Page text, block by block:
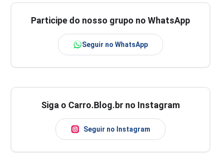
Participe do nosso grupo no WhatsApp
Seguir no WhatsApp
Siga o Carro.Blog.br no Instagram
Seguir no Instagram